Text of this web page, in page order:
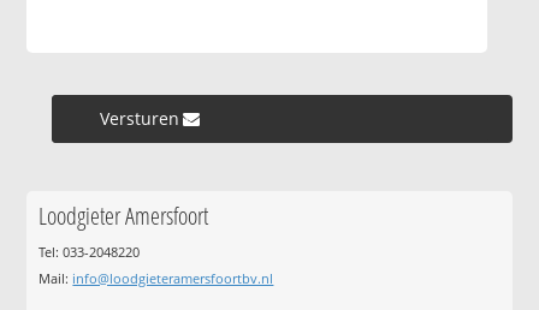
Versturen »
Loodgieter Amersfoort
Tel: 033-2048220
Mail: info@loodgieteramersfoortbv.nl